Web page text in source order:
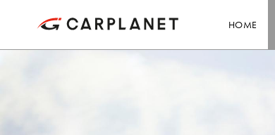
HOME